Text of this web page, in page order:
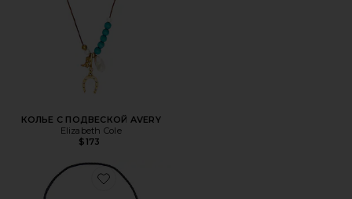
КОЛЬЕ С ПОДВЕСКОЙ AVERY
Elizabeth Cole
$173
Favorite КОЛЬЕ-БОЛО MILTON